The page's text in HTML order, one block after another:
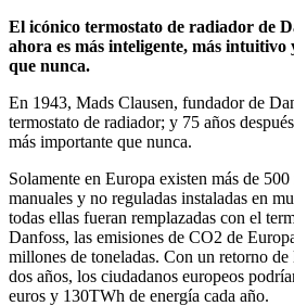
El icónico termostato de radiador de
ahora es más inteligente, más intuitivo
que nunca.
En 1943, Mads Clausen, fundador de
termostato de radiador; y 75 años
más importante que nunca.
Solamente en Europa existen más de
manuales y no reguladas instaladas en
todas ellas fueran remplazadas con el
Danfoss, las emisiones de CO2 de
millones de toneladas. Con un retorno
dos años, los ciudadanos europeos
euros y 130TWh de energía cada año.